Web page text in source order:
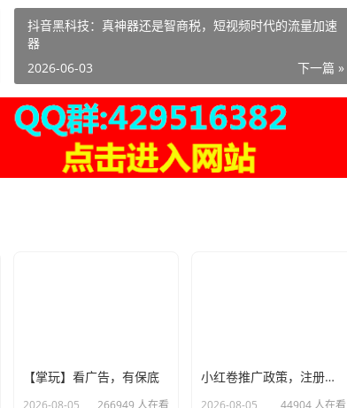
抖音黑科技：真神器还是智商税，短视频时代的流量加速
器
下一篇 »
2026-06-03
【掌玩】看广告，有保底
2026-08-05 266949 人在看
小红卷推广政策，注册送V4级别
2026-08-05 44904 人在看